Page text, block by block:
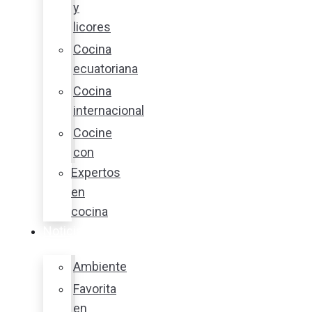
y
licores
Cocina
ecuatoriana
Cocina
internacional
Cocine
con
Expertos
en
cocina
Ambiente
Favorita
en